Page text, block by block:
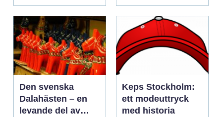
Den svenska
Dalahästen – en
levande del av
Keps Stockholm:
ett modeuttryck
med historia